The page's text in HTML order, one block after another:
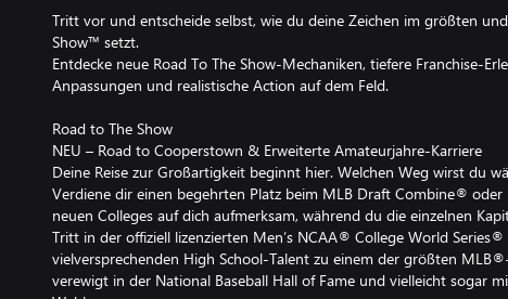
Tritt vor und entscheide selbst, wie du deine Zeichen im größten
Show™ setzt.
Entdecke neue Road To The Show-Mechaniken, tiefere Franchise-
Anpassungen und realistische Action auf dem Feld.
Road to The Show
NEU – Road to Cooperstown & Erweiterte Amateurjahre-Karriere
Deine Reise zur Großartigkeit beginnt hier. Welchen Weg wirst du
Verdiene dir einen begehrten Platz beim MLB Draft Combine® oder
neuen Colleges auf dich aufmerksam, während du die einzelnen
Tritt in der offiziell lizenzierten Men’s NCAA® College World
vielversprechenden High School-Talent zu einem der größten
verewigt in der National Baseball Hall of Fame und vielleicht sogar